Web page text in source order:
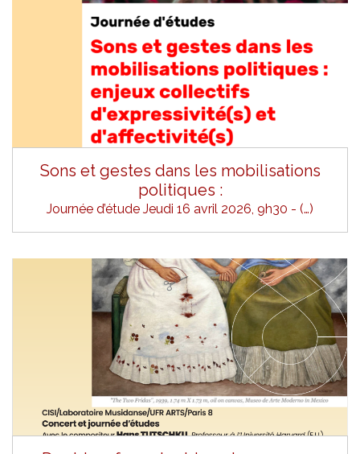
Sons et gestes dans les mobilisations
politiques :
Journée d’étude Jeudi 16 avril 2026, 9h30 - (…)